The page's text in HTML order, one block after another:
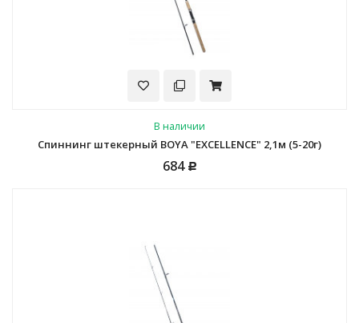
В наличии
Спиннинг штекерный BOYA "EXCELLENCE" 2,1м (5-20г)
684 Р